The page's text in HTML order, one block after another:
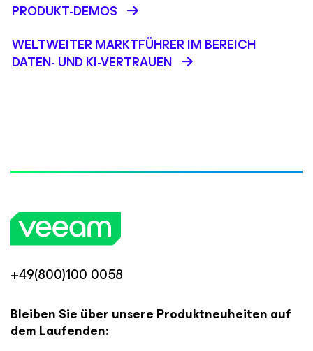
PRODUKT-DEMOS
WELTWEITER MARKTFÜHRER IM BEREICH
DATEN- UND KI-VERTRAUEN
+49(800)100 0058
Bleiben Sie über unsere Produktneuheiten auf
dem Laufenden: